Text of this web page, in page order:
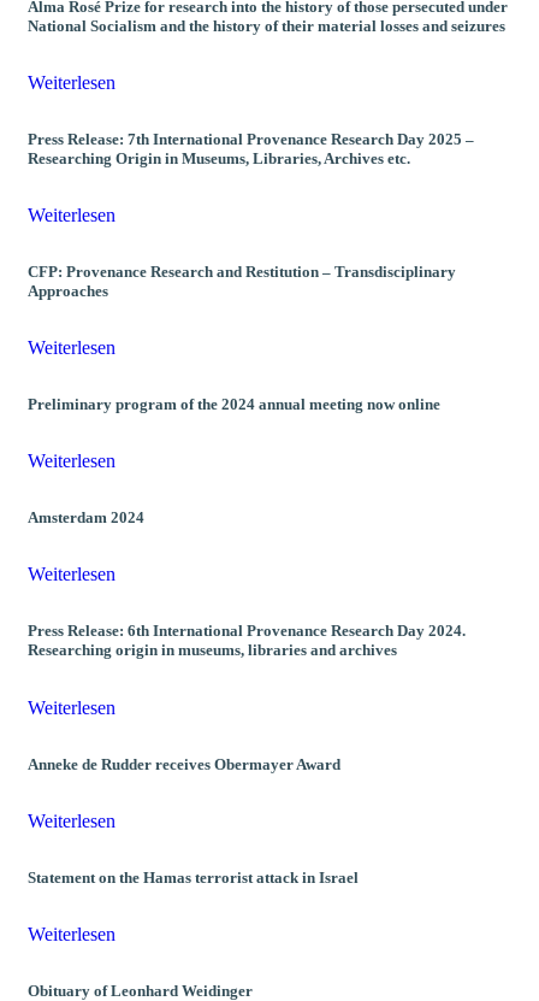
Alma Rosé Prize for research into the history of those persecuted under
National Socialism and the history of their material losses and seizures
Weiterlesen
Press Release: 7th International Provenance Research Day 2025 –
Researching Origin in Museums, Libraries, Archives etc.
Weiterlesen
CFP: Provenance Research and Restitution – Transdisciplinary
Approaches
Weiterlesen
Preliminary program of the 2024 annual meeting now online
Weiterlesen
Amsterdam 2024
Weiterlesen
Press Release: 6th International Provenance Research Day 2024.
Researching origin in museums, libraries and archives
Weiterlesen
Anneke de Rudder receives Obermayer Award
Weiterlesen
Statement on the Hamas terrorist attack in Israel
Weiterlesen
Obituary of Leonhard Weidinger